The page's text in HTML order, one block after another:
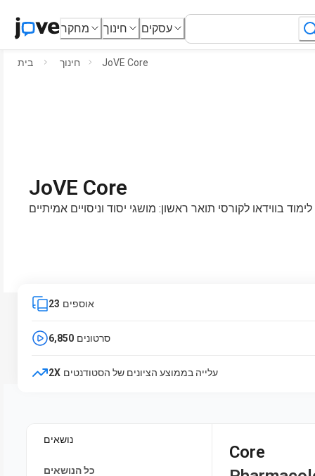
מחקר חינוך עסקים
בית חינוך JoVE Core
JoVE Core
בווידאו לקורסי תואר ראשון: מושגי יסוד וניסויים אמיתיים
23 אוספים
6,850 סרטונים
2X עלייה בממוצע הציונים של הסטודנטים
נושאים
כל הנושאים
Core